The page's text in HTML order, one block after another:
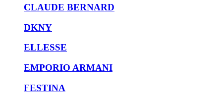
CLAUDE BERNARD
DKNY
ELLESSE
EMPORIO ARMANI
FESTINA